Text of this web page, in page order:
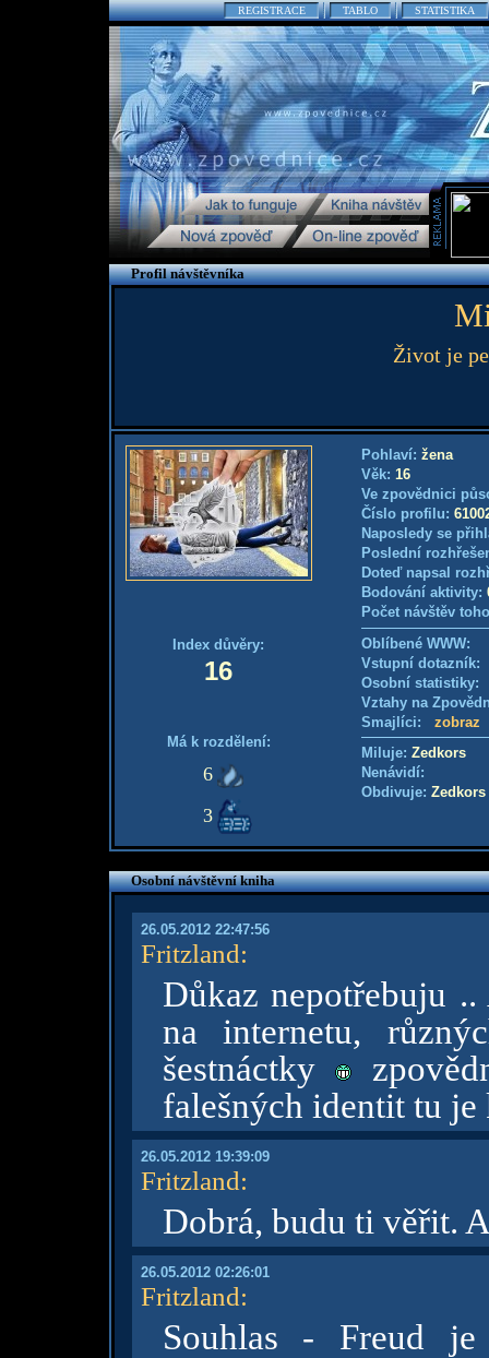
REGISTRACE TABLO STATISTIKA
Profil návštěvníka
Život je
Index důvěry:
16
Má k rozdělení:
6
3
Pohlaví: žena
Věk: 16
Ve zpovědnici
Číslo profilu:
Naposledy se
Poslední
Doteď napsal
Bodování aktivity:
Počet návštěv
Oblíbené WWW:
Vstupní
Osobní
Vztahy na
Smajlíci: zobraz
Miluje: Zedkors
Nenávidí:
Obdivuje: Zedkors
Osobní návštěvní kniha
26.05.2012 22:47:56
Fritzland:
Důkaz nepotřebuju
na internetu,
šestnáctky
falešných identit tu
26.05.2012 19:39:09
Fritzland:
Dobrá, budu ti věřit.
26.05.2012 02:26:01
Fritzland:
Souhlas - Freud je